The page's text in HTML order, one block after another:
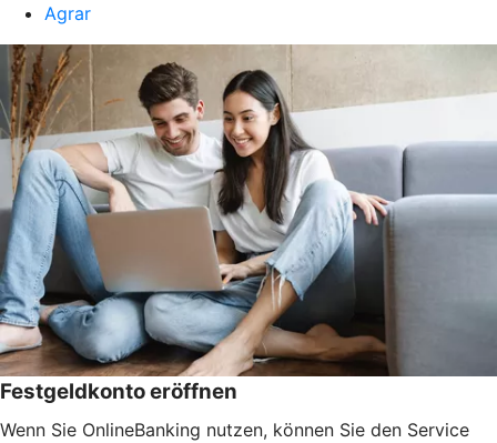
Agrar
Festgeldkonto eröffnen
Wenn Sie OnlineBanking nutzen, können Sie den Service